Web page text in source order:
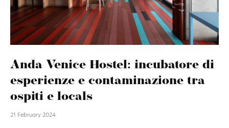
Anda Venice Hostel: incubatore di
esperienze e contaminazione tra
ospiti e locals
21 February 2024